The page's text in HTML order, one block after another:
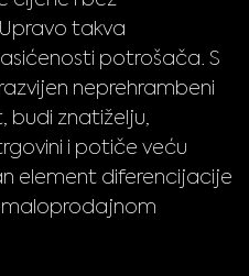
takva
potrošača. S
neprehrambeni
budi znatiželju,
i potiče veću
element diferencijacije
maloprodajnom